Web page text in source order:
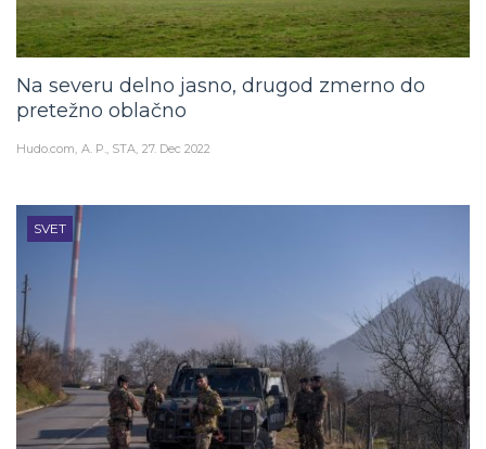
Na severu delno jasno, drugod zmerno do
pretežno oblačno
Hudo.com A. P., STA 27. Dec 2022
SVET